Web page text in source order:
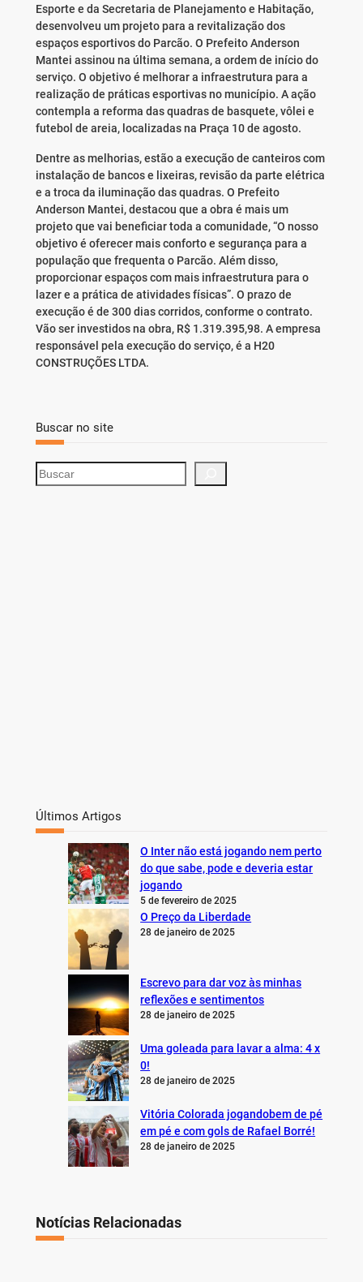
Esporte e da Secretaria de Planejamento e Habitação,
desenvolveu um projeto para a revitalização dos
espaços esportivos do Parcão. O Prefeito Anderson
Mantei assinou na última semana, a ordem de início do
serviço. O objetivo é melhorar a infraestrutura para a
realização de práticas esportivas no município. A ação
contempla a reforma das quadras de basquete, vôlei e
futebol de areia, localizadas na Praça 10 de agosto.
Dentre as melhorias, estão a execução de canteiros com
instalação de bancos e lixeiras, revisão da parte elétrica
e a troca da iluminação das quadras. O Prefeito
Anderson Mantei, destacou que a obra é mais um
projeto que vai beneficiar toda a comunidade, “O nosso
objetivo é oferecer mais conforto e segurança para a
população que frequenta o Parcão. Além disso,
proporcionar espaços com mais infraestrutura para o
lazer e a prática de atividades físicas”. O prazo de
execução é de 300 dias corridos, conforme o contrato.
Vão ser investidos na obra, R$ 1.319.395,98. A empresa
responsável pela execução do serviço, é a H20
CONSTRUÇÕES LTDA.
Buscar no site
S
e
Últimos Artigos
O Inter não está jogando nem perto
do que sabe, pode e deveria estar
jogando
5 de fevereiro de 2025
O Preço da Liberdade
28 de janeiro de 2025
Escrevo para dar voz às minhas
reflexões e sentimentos
28 de janeiro de 2025
Uma goleada para lavar a alma: 4 x
0!
28 de janeiro de 2025
Vitória Colorada jogandobem de pé
em pé e com gols de Rafael Borré!
28 de janeiro de 2025
Notícias Relacionadas